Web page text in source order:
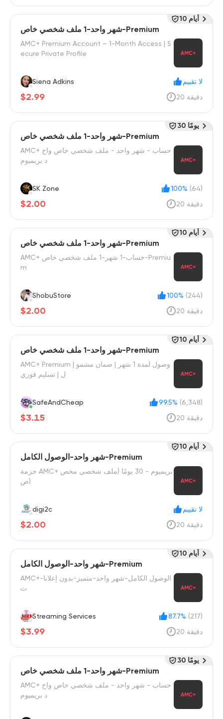
شهر واحد-1 ملف شخصي خاص-Premium
AMC+ Premium Account – 1-Month Access | S
ecure Private Profile
Siena Adkins لا تقييم
$2.99 20 دقيقة
10 أيام
شهر واحد-1 ملف شخصي خاص-Premium
AMC+ حساب - شهر واحد - ملف شخصي خاص واح
د بريميوم
SK Zone 100% (64)
$2.00 20 دقيقة
30 يومًا
شهر واحد-1 ملف شخصي خاص-Premium
AMC+ حساب-1 شهر-1 ملف شخصي خاص-Premiu
m
ShobuStore 100% (244)
$2.00 20 دقيقة
10 أيام
شهر واحد-1 ملف شخصي خاص-Premium
AMC+ Premium | وصول لمدة 1 شهر | ضمان مشمو
ل | تسليم فوري
SafeAndCheap 99.5% (6,348)
$3.15 20 دقيقة
10 أيام
شهر واحد-الوصول الكامل-Premium
حزمة AMC+ بريميوم - 30 يومًا (ملف شخصي مخص
ص)
digi2c لا تقييم
$2.00 20 دقيقة
10 أيام
شهر واحد-الوصول الكامل-Premium
AMC+-الوصول الكامل-شهر واحد-متميز-بدون إعلانا
ت
Streaming Services 87.7% (217)
$3.99 20 دقيقة
10 أيام
شهر واحد-1 ملف شخصي خاص-Premium
AMC+ حساب - شهر واحد - ملف شخصي خاص واح
د بريميوم
30 يومًا